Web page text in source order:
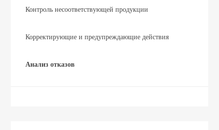
Контроль несоответствующей продукции
Корректирующие и предупреждающие действия
Анализ отказов